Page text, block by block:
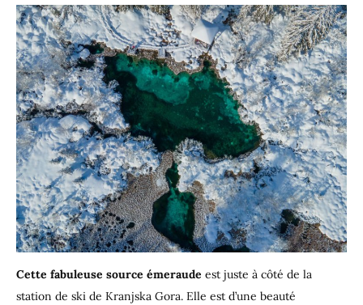
Cette fabuleuse source émeraude est juste à côté de la
station de ski de Kranjska Gora. Elle est d’une beauté